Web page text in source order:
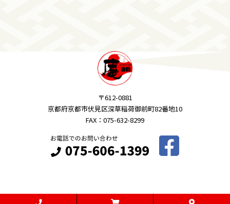
〒612-0881
京都府京都市伏見区深草稲荷御前町82番地10
FAX：075-632-8299